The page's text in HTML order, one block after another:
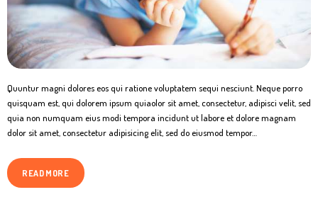
Quuntur magni dolores eos qui ratione voluptatem sequi nesciunt. Neque porro
quisquam est, qui dolorem ipsum quiaolor sit amet, consectetur, adipisci velit, sed
quia non numquam eius modi tempora incidunt ut labore et dolore magnam
dolor sit amet, consectetur adipisicing elit, sed do eiusmod tempor…
READ MORE